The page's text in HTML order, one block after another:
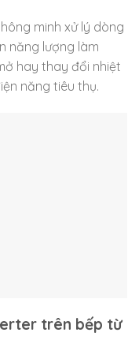
minh xử lý dòng
năng lượng làm
hay thay đổi nhiệt
năng tiêu thụ.
trên bếp từ